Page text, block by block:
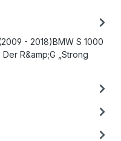
- 2018)BMW S 1000
R&amp;G „Strong